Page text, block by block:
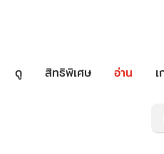
ดู สิทธิพิเศษ อ่าน